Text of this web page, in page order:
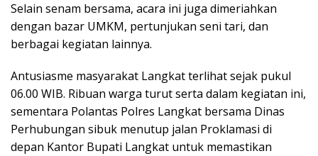
Selain senam bersama, acara ini juga dimeriahkan
dengan bazar UMKM, pertunjukan seni tari, dan
berbagai kegiatan lainnya.
Antusiasme masyarakat Langkat terlihat sejak pukul
06.00 WIB. Ribuan warga turut serta dalam kegiatan ini,
sementara Polantas Polres Langkat bersama Dinas
Perhubungan sibuk menutup jalan Proklamasi di
depan Kantor Bupati Langkat untuk memastikan